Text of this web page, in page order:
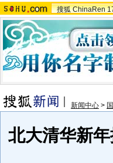
搜狐 ChinaRen
新闻中心 >
北大清华新